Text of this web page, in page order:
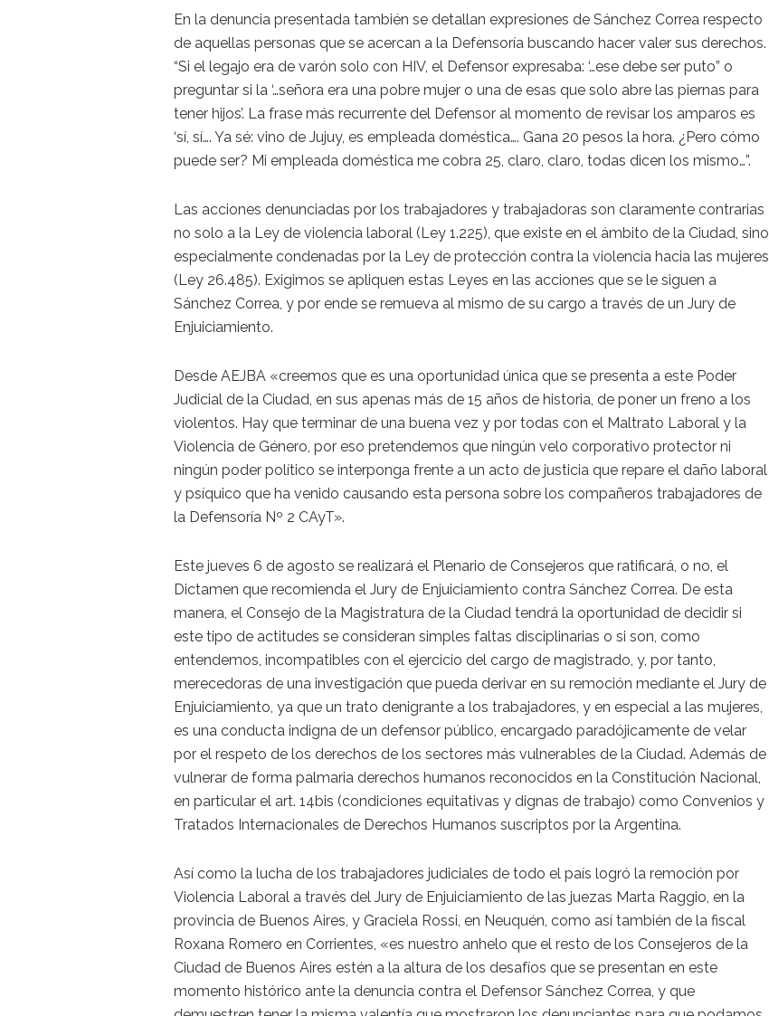
En la denuncia presentada también se detallan expresiones de Sánchez Correa respecto
de aquellas personas que se acercan a la Defensoría buscando hacer valer sus derechos.
“Si el legajo era de varón solo con HIV, el Defensor expresaba: ‘…ese debe ser puto” o
preguntar si la ‘…señora era una pobre mujer o una de esas que solo abre las piernas para
tener hijos’. La frase más recurrente del Defensor al momento de revisar los amparos es
‘sí, sí…. Ya sé: vino de Jujuy, es empleada doméstica…. Gana 20 pesos la hora. ¿Pero cómo
puede ser? Mi empleada doméstica me cobra 25, claro, claro, todas dicen los mismo…”.
Las acciones denunciadas por los trabajadores y trabajadoras son claramente contrarias
no solo a la Ley de violencia laboral (Ley 1.225), que existe en el ámbito de la Ciudad, sino
especialmente condenadas por la Ley de protección contra la violencia hacia las mujeres
(Ley 26.485). Exigimos se apliquen estas Leyes en las acciones que se le siguen a
Sánchez Correa, y por ende se remueva al mismo de su cargo a través de un Jury de
Enjuiciamiento.
Desde AEJBA «creemos que es una oportunidad única que se presenta a este Poder
Judicial de la Ciudad, en sus apenas más de 15 años de historia, de poner un freno a los
violentos. Hay que terminar de una buena vez y por todas con el Maltrato Laboral y la
Violencia de Género, por eso pretendemos que ningún velo corporativo protector ni
ningún poder político se interponga frente a un acto de justicia que repare el daño laboral
y psíquico que ha venido causando esta persona sobre los compañeros trabajadores de
la Defensoría Nº 2 CAyT».
Este jueves 6 de agosto se realizará el Plenario de Consejeros que ratificará, o no, el
Dictamen que recomienda el Jury de Enjuiciamiento contra Sánchez Correa. De esta
manera, el Consejo de la Magistratura de la Ciudad tendrá la oportunidad de decidir si
este tipo de actitudes se consideran simples faltas disciplinarias o si son, como
entendemos, incompatibles con el ejercicio del cargo de magistrado, y, por tanto,
merecedoras de una investigación que pueda derivar en su remoción mediante el Jury de
Enjuiciamiento, ya que un trato denigrante a los trabajadores, y en especial a las mujeres,
es una conducta indigna de un defensor público, encargado paradójicamente de velar
por el respeto de los derechos de los sectores más vulnerables de la Ciudad. Además de
vulnerar de forma palmaria derechos humanos reconocidos en la Constitución Nacional,
en particular el art. 14bis (condiciones equitativas y dignas de trabajo) como Convenios y
Tratados Internacionales de Derechos Humanos suscriptos por la Argentina.
Así como la lucha de los trabajadores judiciales de todo el país logró la remoción por
Violencia Laboral a través del Jury de Enjuiciamiento de las juezas Marta Raggio, en la
provincia de Buenos Aires, y Graciela Rossi, en Neuquén, como así también de la fiscal
Roxana Romero en Corrientes, «es nuestro anhelo que el resto de los Consejeros de la
Ciudad de Buenos Aires estén a la altura de los desafíos que se presentan en este
momento histórico ante la denuncia contra el Defensor Sánchez Correa, y que